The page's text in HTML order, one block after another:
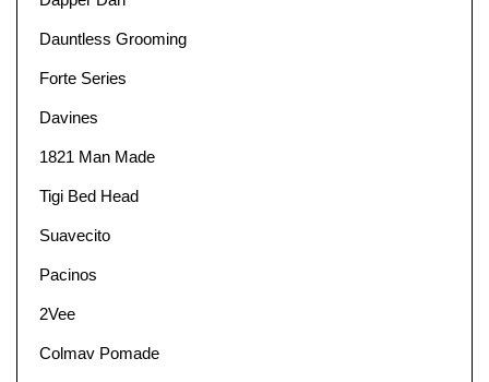
Dauntless Grooming
Forte Series
Davines
1821 Man Made
Tigi Bed Head
Suavecito
Pacinos
2Vee
Colmav Pomade